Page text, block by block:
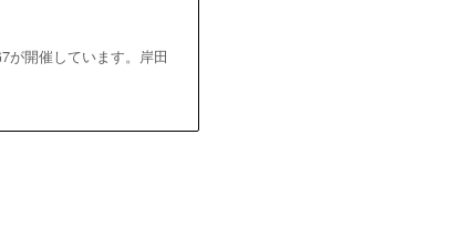
が開催しています。岸田